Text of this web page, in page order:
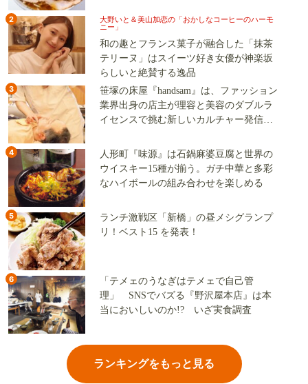
2
大野いと＆美山加恋の「おかしなコーヒーのハーモ
ニー」
和の趣とフランス菓子が融合した「抹茶
テリーヌ」はスイーツ好き女優が神楽坂
らしいと絶賛する逸品
3
笹塚の床屋『handsam』は、ファッション
業界出身の店主が理容と美容のダブルラ
イセンスで挑む新しいカルチャー発信基
4
人形町『味源』は石鍋麻婆豆腐と世界の
ウイスキー15種が揃う。ガチ中華と多彩
なハイボールの組み合わせを楽しめる
5
ランチ激戦区「新橋」の昼メシグランプ
リ！ベスト15 を発表！
6
「テメェのうなぎはテメェで自己管
理」 SNSでバズる『野沢屋本店』は本
当においしいのか!? いざ実食調査
ランキングをもっと見る